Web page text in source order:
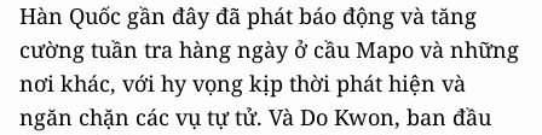
Hàn Quốc gần đây đã phát báo động và tăng
cường tuần tra hàng ngày ở cầu Mapo và những
nơi khác, với hy vọng kịp thời phát hiện và
ngăn chặn các vụ tự tử. Và Do Kwon, ban đầu